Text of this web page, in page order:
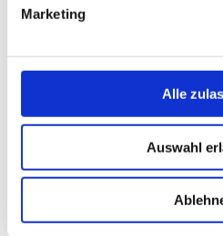
Marketing
Alle
Auswahl
Von Anfang Mai bis Ende Oktober
Kleingruppenöffentliche Führungen
in Kefermarkt angeboten.
Der rund75-minütige Rundgang
Geschichte. Zu den Höhepunkten
prachtvollen Prunkräume sowie die
Blick über das malerische Hügelland